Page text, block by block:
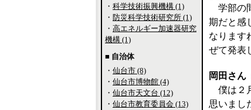
学部の
期だと感
なります
ぜて発表
岡田さん
僕は２
思いまし
・ 科学技術振興機構 (1)
・ 防災科学技術研究所 (1)
・ 高エネルギー加速器研究
機構 (1)
■ 自治体
・ 仙台市 (8)
・ 仙台市博物館 (4)
・ 仙台市天文台 (12)
・ 仙台市教育委員会 (13)